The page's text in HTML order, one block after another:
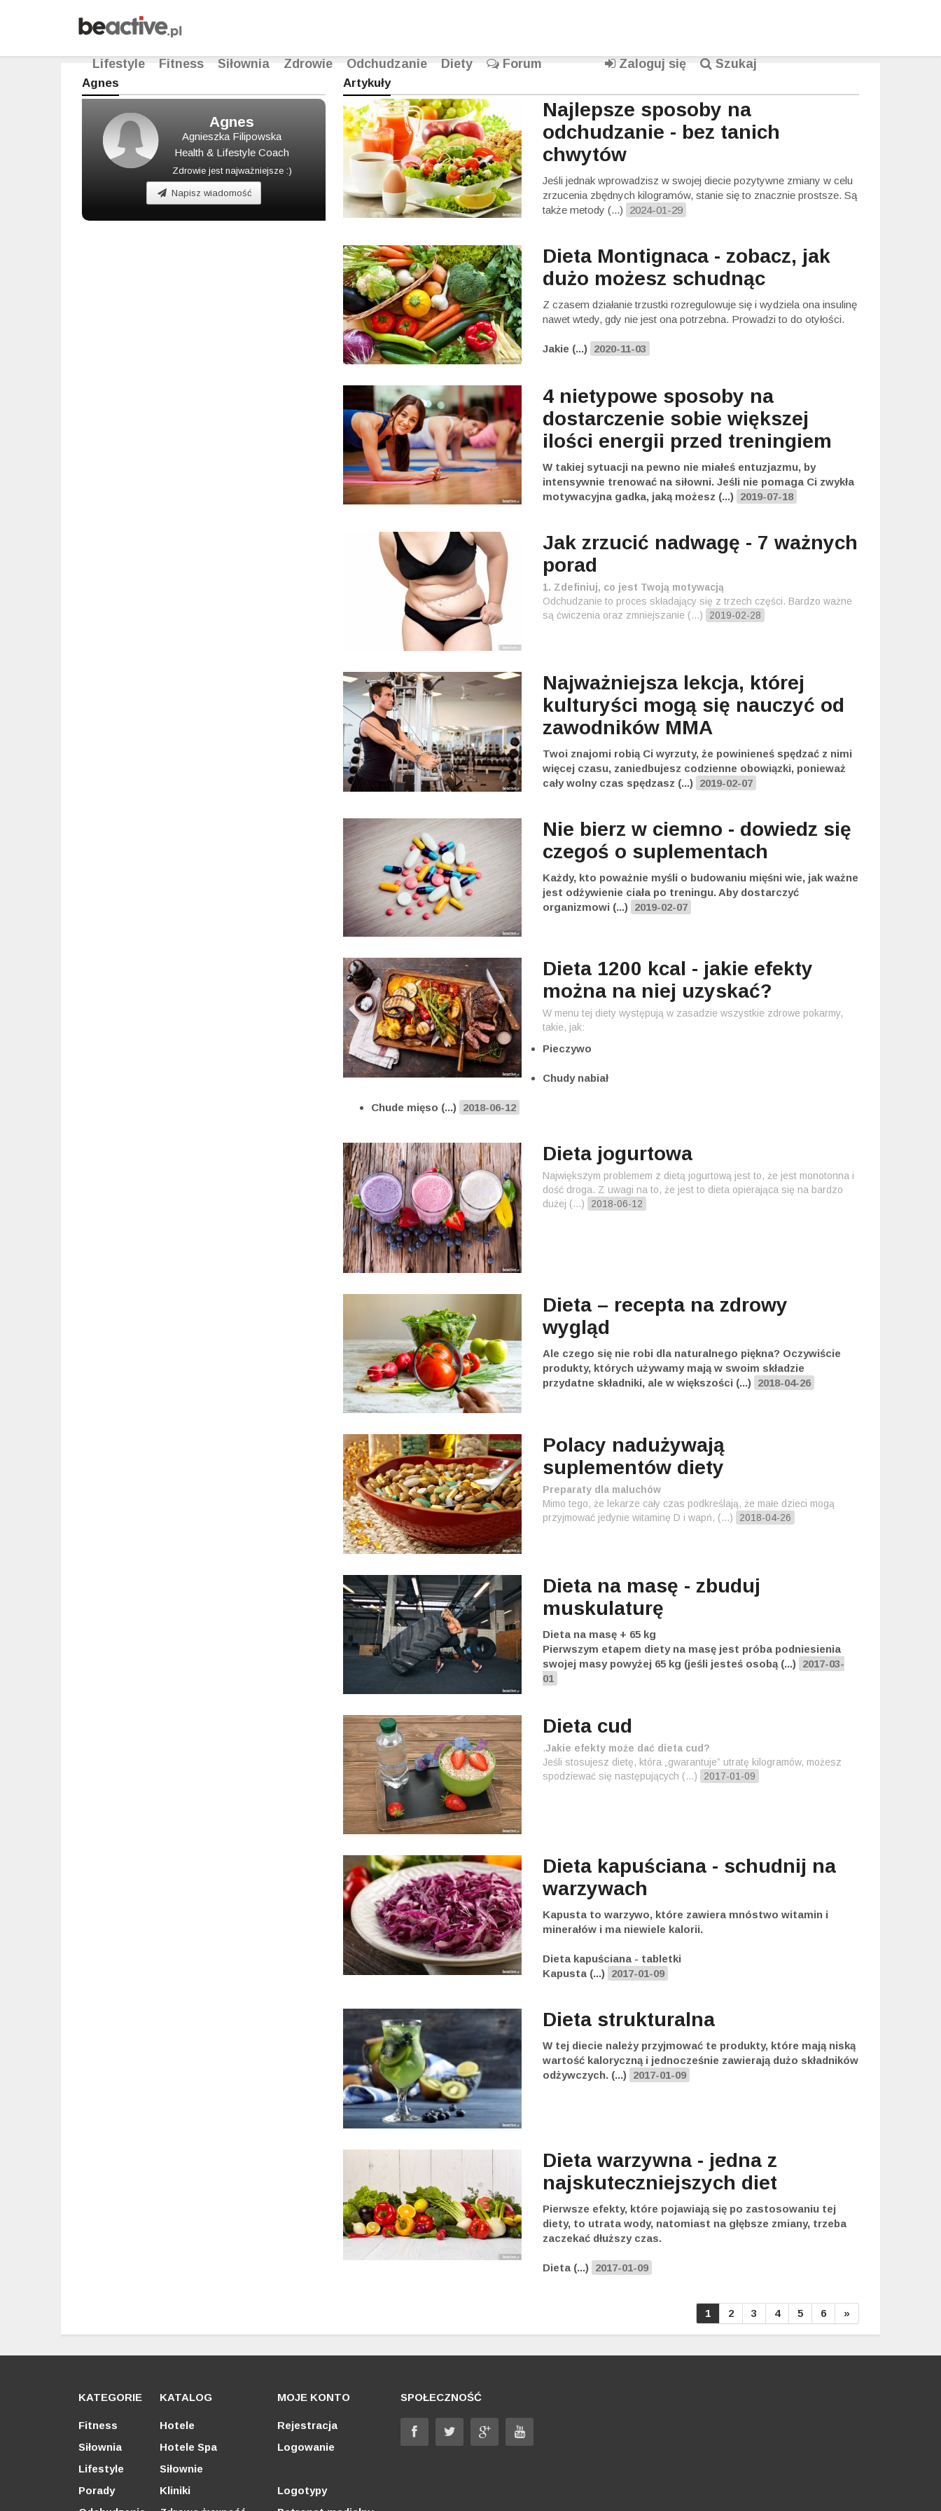
Lifestyle Fitness Siłownia Zdrowie Odchudzanie Diety Szukaj
Zaloguj się
Forum
Agnes
Agnes
Agnieszka Filipowska
Health & Lifestyle Coach
Zdrowie jest najważniejsze :)
Napisz wiadomość
Artykuły
Najlepsze sposoby na
odchudzanie - bez tanich
chwytów
Jeśli jednak wprowadzisz w swojej diecie pozytywne zmiany w celu
zrzucenia zbędnych kilogramów, stanie się to znacznie prostsze. Są
także metody (...)
2024-01-29
Dieta Montignaca - zobacz, jak
dużo możesz schudnąc
Z czasem działanie trzustki rozregulowuje się i wydziela ona insulinę
nawet wtedy, gdy nie jest ona potrzebna. Prowadzi to do otyłości.
Jakie (...) 2020-11-03
4 nietypowe sposoby na
dostarczenie sobie większej
ilości energii przed treningiem
W takiej sytuacji na pewno nie miałeś entuzjazmu, by
intensywnie trenować na siłowni. Jeśli nie pomaga Ci zwykła
motywacyjna gadka, jaką możesz (...)
2019-07-18
Jak zrzucić nadwagę - 7 ważnych
porad
1. Zdefiniuj, co jest Twoją motywacją
Odchudzanie to proces składający się z trzech części. Bardzo ważne
są ćwiczenia oraz zmniejszanie (...)
2019-02-28
Najważniejsza lekcja, której
kulturyści mogą się nauczyć od
zawodników MMA
Twoi znajomi robią Ci wyrzuty, że powinieneś spędzać z nimi
więcej czasu, zaniedbujesz codzienne obowiązki, ponieważ
cały wolny czas spędzasz (...)
2019-02-07
Nie bierz w ciemno - dowiedz się
czegoś o suplementach
Każdy, kto poważnie myśli o budowaniu mięśniwie, jak ważne
jest odżywienie ciała po treningu. Aby dostarczyć
organizmowi (...)
2019-02-07
Dieta 1200 kcal - jakie efekty
można na niej uzyskać?
W menu tej diety występują w zasadzie wszystkie zdrowe pokarmy,
takie, jak:
Pieczywo
Chudy nabiał
Chude mięso (...) 2018-06-12
Dieta jogurtowa
Największym problemem z dietą jogurtową jest to, że jest monotonna i
dość droga. Z uwagi na to, że jest to dieta opierająca się na bardzo
dużej (...)
2018-06-12
Dieta – recepta na zdrowy
wygląd
Ale czego się nie robi dla naturalnego piękna? Oczywiście
produkty, których używamy mają w swoim składzie
przydatne składniki, ale w większości (...)
2018-04-26
Polacy nadużywają
suplementów diety
Preparaty dla maluchów
Mimo tego, że lekarze cały czas podkreślają, że małe dzieci mogą
przyjmować jedynie witaminę D i wapń, (...)
2018-04-26
Dieta na masę - zbuduj
muskulaturę
Dieta na masę + 65 kg
Pierwszym etapem diety na masę jest próba podniesienia
swojej masy powyżej 65 kg (jeśli jesteś osobą (...)
2017-03-
01
Dieta cud
.Jakie efekty może dać dieta cud?
Jeśli stosujesz dietę, która „gwarantuje” utratę kilogramów, możesz
spodziewać się następujących (...)
2017-01-09
Dieta kapuściana - schudnij na
warzywach
Kapusta to warzywo, które zawiera mnóstwo witamin i
minerałów i ma niewiele kalorii.
Dieta kapuściana - tabletki
Kapusta (...)
2017-01-09
Dieta strukturalna
W tej diecie należy przyjmować te produkty, które mają niską
wartość kaloryczną i jednocześnie zawierają dużo składników
odżywczych. (...)
2017-01-09
Dieta warzywna - jedna z
najskuteczniejszych diet
Pierwsze efekty, które pojawiają się po zastosowaniu tej
diety, to utrata wody, natomiast na głębsze zmiany, trzeba
zaczekać dłuższy czas.
Dieta (...) 2017-01-09
1 2 3 4 5 6 »
KATEGORIE
Fitness
Siłownia
Lifestyle
Porady
KATALOG
Hotele
Hotele Spa
Siłownie
Kliniki
MOJE KONTO
Rejestracja
Logowanie
Logotypy
SPOŁECZNOŚĆ